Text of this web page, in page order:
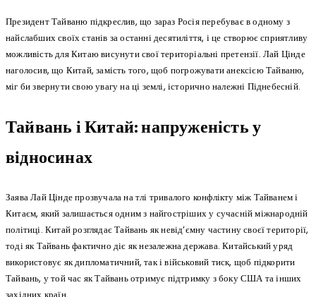
Президент Тайваню підкреслив, що зараз Росія перебуває в одному з
найслабших своїх станів за останні десятиліття, і це створює сприятливу
можливість для Китаю висунути свої територіальні претензії. Лай Цінде
наголосив, що Китай, замість того, щоб погрожувати анексією Тайваню,
міг би звернути свою увагу на ці землі, історично належні Піднебесній.
Тайвань і Китай: напруженість у
відносинах
Заява Лай Цінде прозвучала на тлі тривалого конфлікту між Тайванем і
Китаєм, який залишається одним з найгостріших у сучасній міжнародній
політиці. Китай розглядає Тайвань як невід’ємну частину своєї території,
тоді як Тайвань фактично діє як незалежна держава. Китайський уряд
використовує як дипломатичний, так і військовий тиск, щоб підкорити
Тайвань, у той час як Тайвань отримує підтримку з боку США та інших